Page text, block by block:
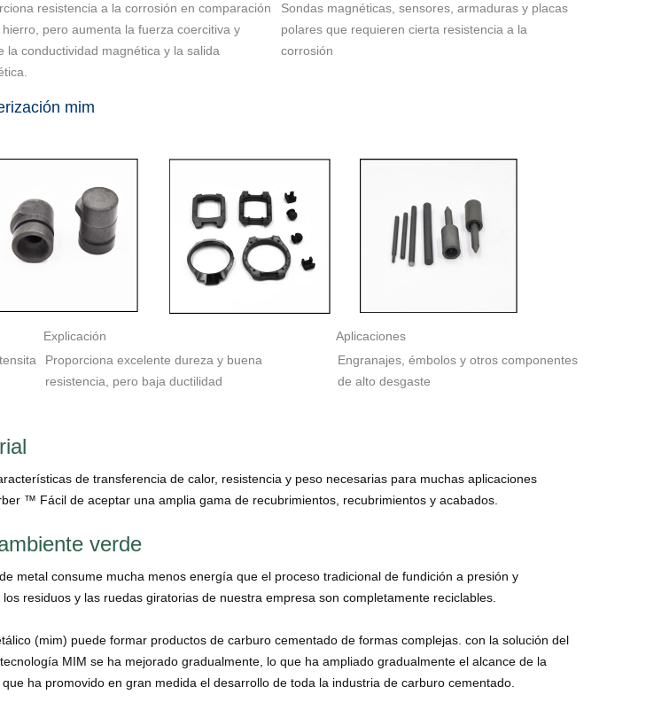
resistencia a la corrosión en comparación
pero aumenta la fuerza coercitiva y
la conductividad magnética y la salida
Sondas magnéticas, sensores, armaduras y placas
polares que requieren cierta resistencia a la
corrosión
mim
Explicación
Aplicaciones
Proporciona excelente dureza y buena
resistencia, pero baja ductilidad
Engranajes, émbolos y otros componentes
de alto desgaste
de transferencia de calor, resistencia y peso necesarias para muchas aplicaciones
™ Fácil de aceptar una amplia gama de recubrimientos, recubrimientos y acabados.
verde
metal consume mucha menos energía que el proceso tradicional de fundición a presión y
residuos y las ruedas giratorias de nuestra empresa son completamente reciclables.
(mim) puede formar productos de carburo cementado de formas complejas. con la solución del
MIM se ha mejorado gradualmente, lo que ha ampliado gradualmente el alcance de la
ha promovido en gran medida el desarrollo de toda la industria de carburo cementado.